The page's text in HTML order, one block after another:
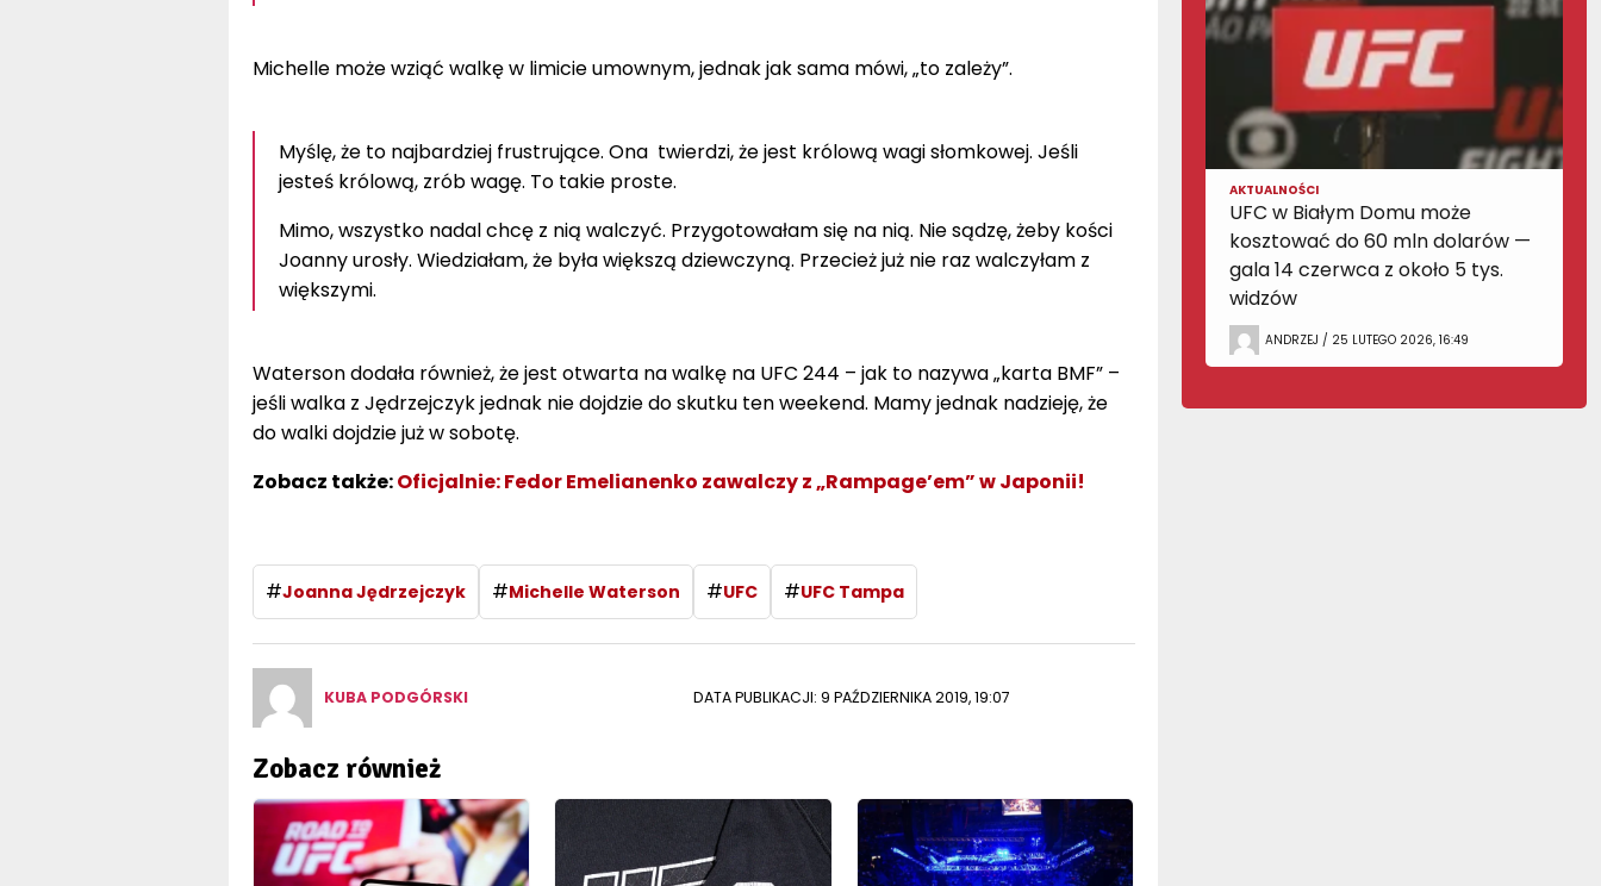
Michelle może wziąć walkę w limicie umownym, jednak jak sama mówi, „to zależy”.
Myślę, że to najbardziej frustrujące. Ona twierdzi, że jest królową wagi słomkowej. Jeśli
jesteś królową, zrób wagę. To takie proste.
Mimo, wszystko nadal chcę z nią walczyć. Przygotowałam się na nią. Nie sądzę, żeby kości
Joanny urosły. Wiedziałam, że była większą dziewczyną. Przecież już nie raz walczyłam z
większymi.
Waterson dodała również, że jest otwarta na walkę na UFC 244 – jak to nazywa „karta BMF” –
jeśli walka z Jędrzejczyk jednak nie dojdzie do skutku ten weekend. Mamy jednak nadzieję, że
do walki dojdzie już w sobotę.
Zobacz także:Oficjalnie: Fedor Emelianenko zawalczy z „Rampage’em” w Japonii!
#Joanna Jędrzejczyk #Michelle Waterson #UFC #UFC Tampa
KUBA PODGÓRSKI DATA PUBLIKACJI: 9 PAŹDZIERNIKA 2019, 19:07
Zobacz również
AKTUALNOŚCI
UFC w Białym Domu może
kosztować do 60 mln dolarów —
gala 14 czerwca z około 5 tys.
widzów
ANDRZEJ / 25 LUTEGO 2026, 16:49